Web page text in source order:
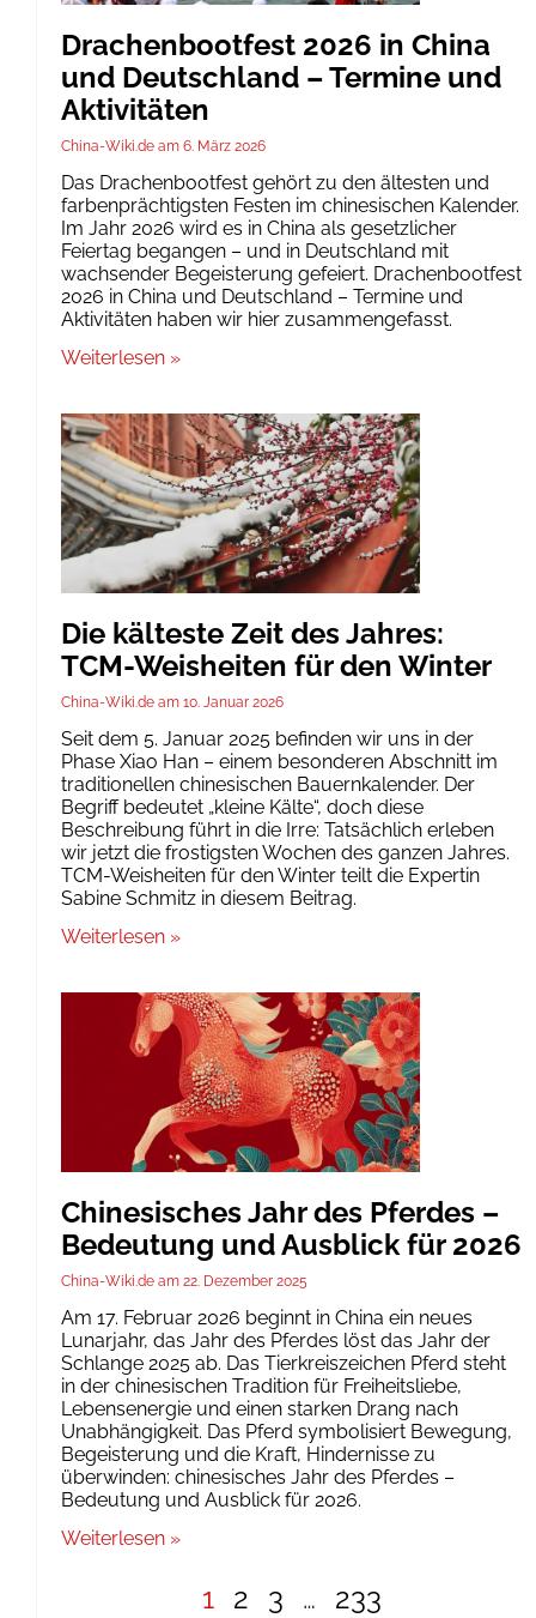
Drachenbootfest 2026 in China
und Deutschland – Termine und
Aktivitäten
China-Wiki.de 6. März 2026
Das Drachenbootfest gehört zu den ältesten und
farbenprächtigsten Festen im chinesischen Kalender.
Im Jahr 2026 wird es in China als gesetzlicher
Feiertag begangen – und in Deutschland mit
wachsender Begeisterung gefeiert. Drachenbootfest
2026 in China und Deutschland – Termine und
Aktivitäten haben wir hier zusammengefasst.
Weiterlesen »
Die kälteste Zeit des Jahres:
TCM-Weisheiten für den Winter
China-Wiki.de 10. Januar 2026
Seit dem 5. Januar 2025 befinden wir uns in der
Phase Xiao Han – einem besonderen Abschnitt im
traditionellen chinesischen Bauernkalender. Der
Begriff bedeutet „kleine Kälte“, doch diese
Beschreibung führt in die Irre: Tatsächlich erleben
wir jetzt die frostigsten Wochen des ganzen Jahres.
TCM-Weisheiten für den Winter teilt die Expertin
Sabine Schmitz in diesem Beitrag.
Weiterlesen »
Chinesisches Jahr des Pferdes –
Bedeutung und Ausblick für 2026
China-Wiki.de 22. Dezember 2025
Am 17. Februar 2026 beginnt in China ein neues
Lunarjahr, das Jahr des Pferdes löst das Jahr der
Schlange 2025 ab. Das Tierkreiszeichen Pferd steht
in der chinesischen Tradition für Freiheitsliebe,
Lebensenergie und einen starken Drang nach
Unabhängigkeit. Das Pferd symbolisiert Bewegung,
Begeisterung und die Kraft, Hindernisse zu
überwinden: chinesisches Jahr des Pferdes –
Bedeutung und Ausblick für 2026.
Weiterlesen »
1 2 3 … 233